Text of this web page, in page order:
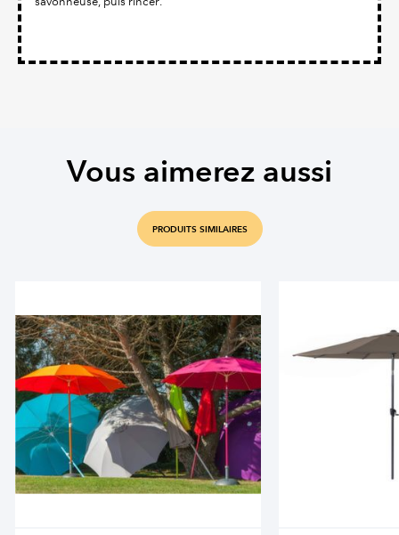
Vous aimerez aussi
PRODUITS SIMILAIRES